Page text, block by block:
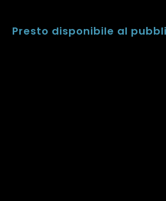
Presto disponibile al